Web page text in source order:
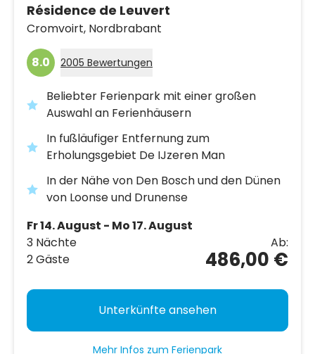
Résidence de Leuvert
Cromvoirt, Nordbrabant
8.0 2005 Bewertungen
Beliebter Ferienpark mit einer großen
Auswahl an Ferienhäusern
In fußläufiger Entfernung zum
Erholungsgebiet De IJzeren Man
In der Nähe von Den Bosch und den Dünen
von Loonse und Drunense
Fr 14. August - Mo 17. August
3 Nächte
2 Gäste
Ab:
486,00 €
Unterkünfte ansehen
Mehr Infos zum Ferienpark